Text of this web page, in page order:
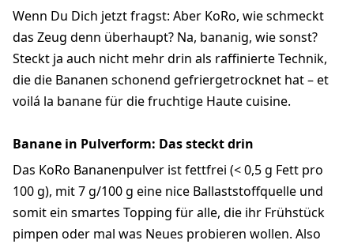
Wenn Du Dich jetzt fragst: Aber KoRo, wie schmeckt
das Zeug denn überhaupt? Na, bananig, wie sonst?
Steckt ja auch nicht mehr drin als raffinierte Technik,
die die Bananen schonend gefriergetrocknet hat – et
voilá la banane für die fruchtige Haute cuisine.
Banane in Pulverform: Das steckt drin
Das KoRo Bananenpulver ist fettfrei (< 0,5 g Fett pro
100 g), mit 7 g/100 g eine nice Ballaststoffquelle und
somit ein smartes Topping für alle, die ihr Frühstück
pimpen oder mal was Neues probieren wollen. Also